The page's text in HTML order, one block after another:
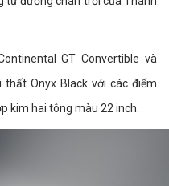
GT Convertible và
thất Onyx Black với các điểm
kim hai tông màu 22 inch.